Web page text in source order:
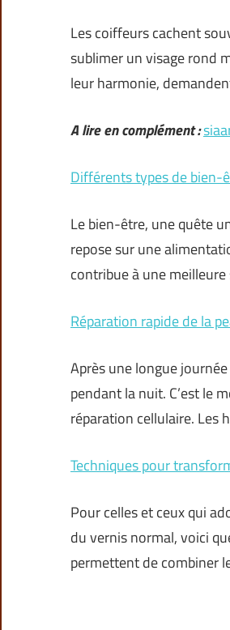
Les coiffeurs cachent
sublimer un visage rond
leur harmonie,
A lire en complément :
Différents types de bien-
Le bien-être, une quête
repose sur une
contribue à une
Réparation rapide de la
Après une longue
pendant la nuit. C’est le
réparation cellulaire.
Techniques pour
Pour celles et ceux qui
du vernis normal, voici
permettent de combiner